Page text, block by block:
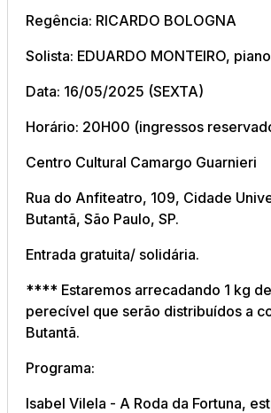
Regência: RICARDO BOLOGNA
Solista: EDUARDO MONTEIRO, piano
Data: 16/05/2025 (SEXTA)
Horário: 20H00 (ingressos
Centro Cultural Camargo Guarnieri
Rua do Anfiteatro, 109, Cidade
Butantã, São Paulo, SP.
Entrada gratuita/ solidária.
**** Estaremos arrecadando 1 kg
perecível que serão distribuídos a
Butantã.
Programa:
Isabel Vilela - A Roda da Fortuna,